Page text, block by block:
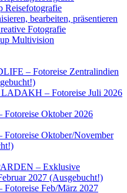
Reisefotografie
bearbeiten, präsentieren
Fotografie
Multivision
– Fotoreise Zentralindien
– Fotoreise Juli 2026
Oktober 2026
Oktober/November
– Exklusive
2027 (Ausgebucht!)
Feb/März 2027